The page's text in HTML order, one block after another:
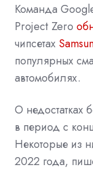
Команда
Project Zero
чипсетах
популярных
автомобилях.
О недостатках
в период с
Некоторые из
2022 года,